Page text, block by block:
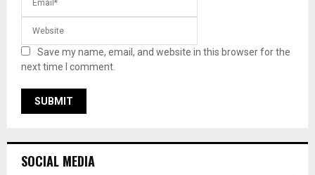
Save my name, email, and website in this browser for the
next time I comment.
SOCIAL MEDIA